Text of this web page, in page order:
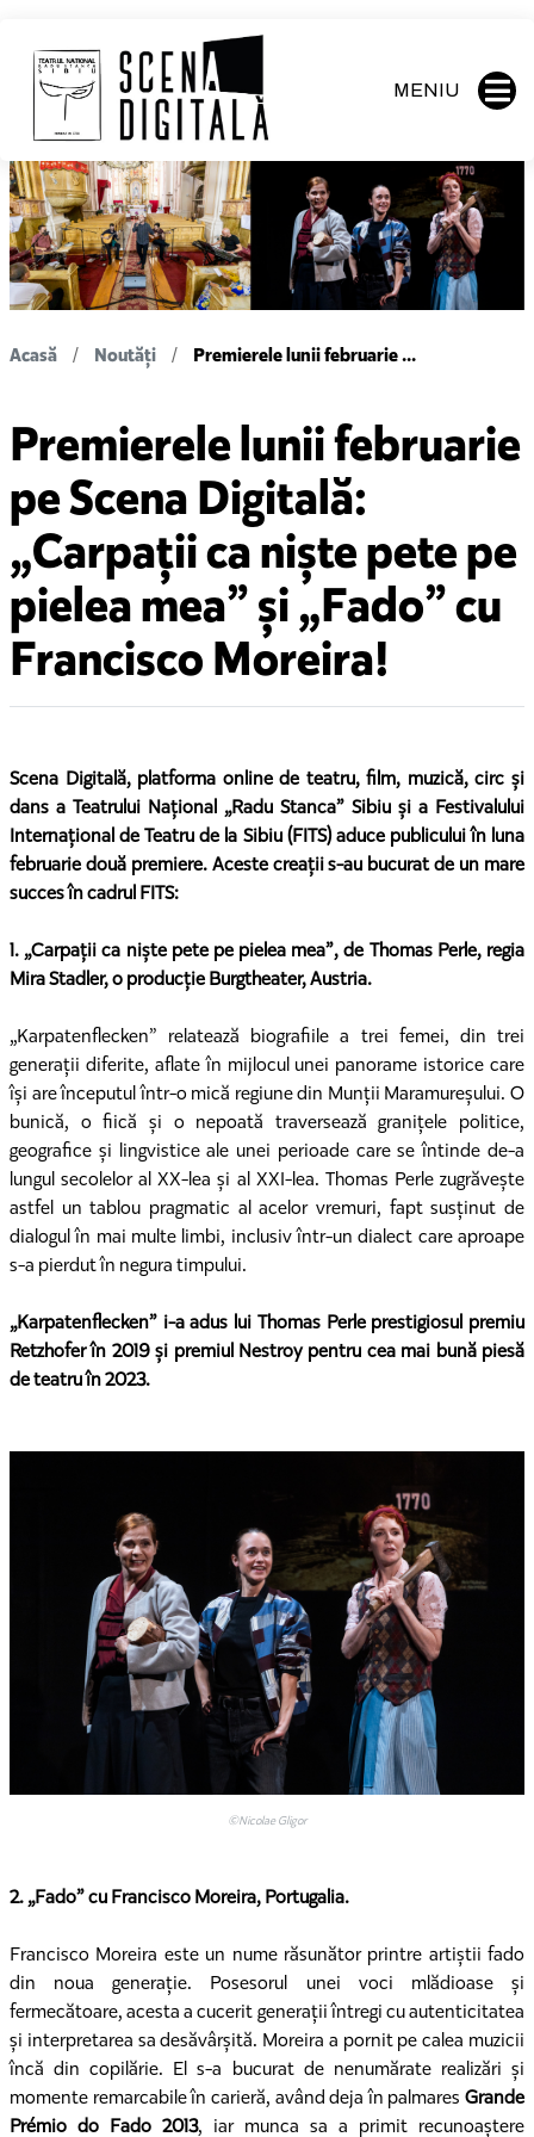
MENIU
Acasă Noutăți Premierele lunii februarie ...
Premierele lunii februarie
pe Scena Digitală:
„Carpații ca niște pete pe
pielea mea” și „Fado” cu
Francisco Moreira!
Scena Digitală, platforma online de teatru, film, muzică, circ și
dans a Teatrului Național „Radu Stanca” Sibiu și a Festivalului
Internațional de Teatru de la Sibiu (FITS) aduce publicului în luna
februarie două premiere. Aceste creații s-au bucurat de un mare
succes în cadrul FITS:
1. „Carpații ca niște pete pe pielea mea”, de Thomas Perle, regia
Mira Stadler, o producție Burgtheater, Austria.
„Karpatenflecken” relatează biografiile a trei femei, din trei
generații diferite, aflate în mijlocul unei panorame istorice care
își are începutul într-o mică regiune din Munții Maramureșului. O
bunică, o fiică și o nepoată traversează granițele politice,
geografice și lingvistice ale unei perioade care se întinde de-a
lungul secolelor al XX-lea și al XXI-lea. Thomas Perle zugrăvește
astfel un tablou pragmatic al acelor vremuri, fapt susținut de
dialogul în mai multe limbi, inclusiv într-un dialect care aproape
s-a pierdut în negura timpului.
„Karpatenflecken” i-a adus lui Thomas Perle prestigiosul premiu
Retzhofer în 2019 și premiul Nestroy pentru cea mai bună piesă
de teatru în 2023.
©Nicolae Gligor
2. „Fado” cu Francisco Moreira, Portugalia.
Francisco Moreira este un nume răsunător printre artiștii fado
din noua generație. Posesorul unei voci mlădioase și
fermecătoare, acesta a cucerit generații întregi cu autenticitatea
și interpretarea sa desăvârșită. Moreira a pornit pe calea muzicii
încă din copilărie. El s-a bucurat de nenumărate realizări și
momente remarcabile în carieră, având deja în palmares Grande
Prémio do Fado 2013, iar munca sa a primit recunoaștere